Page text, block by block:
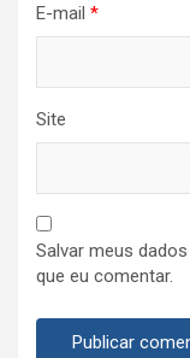
E-mail *
Site
Salvar meus
que eu comentar.